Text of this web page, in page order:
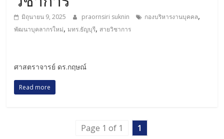
มิถุนายน 9, 2025 praornsiri suknin กองบริหารงานบุคคล,
พัฒนาบุคลากรใหม่,มทร.ธัญบุรี, สายวิชาการ
ศาสตราจารย์ ดร.กฤษณ์
Read more
Page 1 of 1 1